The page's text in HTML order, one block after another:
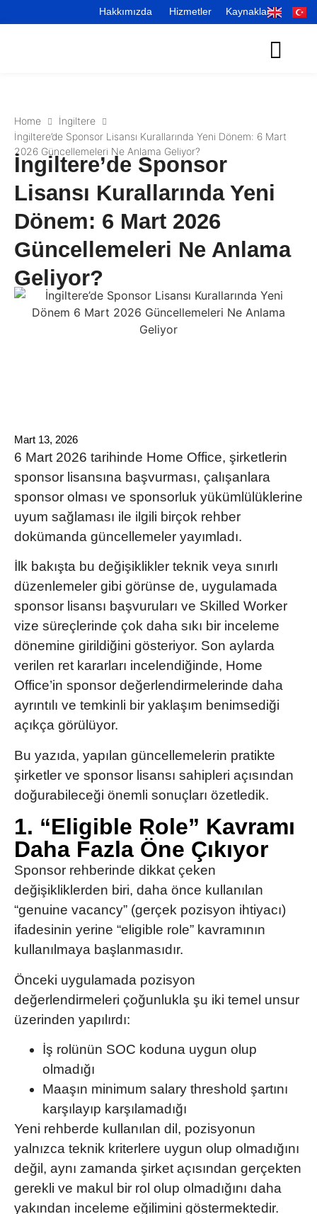
Hakkımızda Hizmetler Kaynaklar
Home
İngiltere
İngiltere’de Sponsor Lisansı Kurallarında Yeni Dönem: 6 Mart
2026 Güncellemeleri Ne Anlama Geliyor?
İngiltere’de Sponsor
Lisansı Kurallarında Yeni
Dönem: 6 Mart 2026
Güncellemeleri Ne Anlama
Geliyor?
Mart 13, 2026
6 Mart 2026 tarihinde Home Office, şirketlerin
sponsor lisansına başvurması, çalışanlara
sponsor olması ve sponsorluk yükümlülüklerine
uyum sağlaması ile ilgili birçok rehber
dokümanda güncellemeler yayımladı.
İlk bakışta bu değişiklikler teknik veya sınırlı
düzenlemeler gibi görünse de, uygulamada
sponsor lisansı başvuruları ve Skilled Worker
vize süreçlerinde çok daha sıkı bir inceleme
dönemine girildiğini gösteriyor. Son aylarda
verilen ret kararları incelendiğinde, Home
Office’in sponsor değerlendirmelerinde daha
ayrıntılı ve temkinli bir yaklaşım benimsediği
açıkça görülüyor.
Bu yazıda, yapılan güncellemelerin pratikte
şirketler ve sponsor lisansı sahipleri açısından
doğurabileceği önemli sonuçları özetledik.
1. “Eligible Role” Kavramı
Daha Fazla Öne Çıkıyor
Sponsor rehberinde dikkat çeken
değişikliklerden biri, daha önce kullanılan
“genuine vacancy” (gerçek pozisyon ihtiyacı)
ifadesinin yerine “eligible role” kavramının
kullanılmaya başlanmasıdır.
Önceki uygulamada pozisyon
değerlendirmeleri çoğunlukla şu iki temel unsur
üzerinden yapılırdı:
İş rolünün SOC koduna uygun olup
olmadığı
Maaşın minimum salary threshold şartını
karşılayıp karşılamadığı
Yeni rehberde kullanılan dil, pozisyonun
yalnızca teknik kriterlere uygun olup olmadığını
değil, aynı zamanda şirket açısından gerçekten
gerekli ve makul bir rol olup olmadığını daha
yakından inceleme eğilimini göstermektedir.